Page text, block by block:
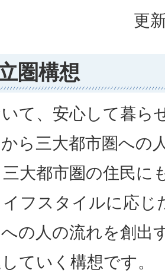
更
圏構想
て、安心して暮ら
ら三大都市圏への
大都市圏の住民に
フスタイルに応じ
の人の流れを創出
ていく構想です。